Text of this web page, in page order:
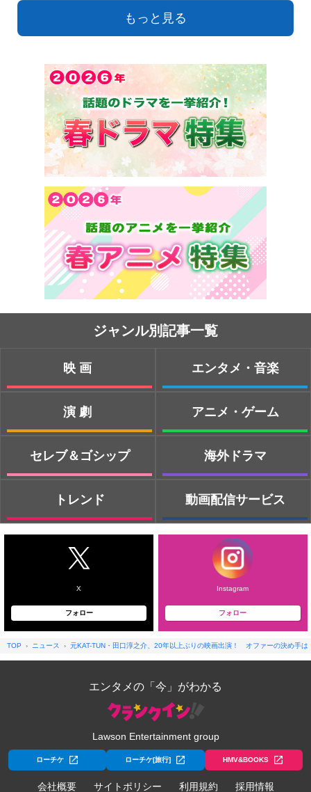
もっと見る
ジャンル別記事一覧
映画
演劇
セレブ＆ゴシップ
トレンド
エンタメ・音楽
アニメ・ゲーム
海外ドラマ
動画配信サービス
X
フォロー
Instagram
フォロー
TOP ニュース 元KAT-TUN・田口淳之介、20年以上ぶりの映画出演！ オファーの決め手は
エンタメの「今」がわかる
Lawson Entertainment group
ローチケ ローチケ[旅行] HMV&BOOKS
会社概要 サイトポリシー 利用規約 採用情報